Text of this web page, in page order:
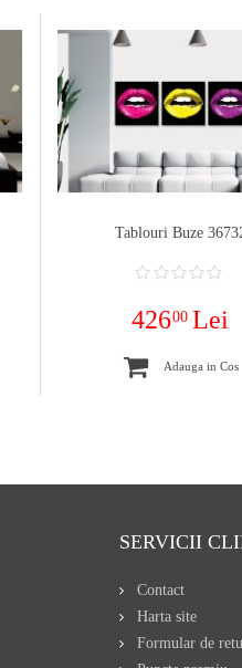
Tablouri Buze
42600 Lei
Adauga in Cos
SERVICII
Contact
Harta site
Formular de